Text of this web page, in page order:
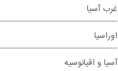
غرب آسیا
اوراسیا
آسیا و اقیانوسیه